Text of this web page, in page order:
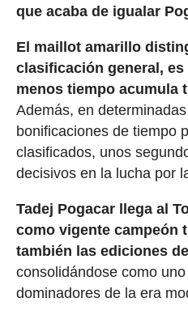
que acaba de igualar
El maillot amarillo
clasificación general,
menos tiempo acumula
Además, en
bonificaciones de tiempo
clasificados, unos
decisivos en la lucha por
Tadej Pogacar llega al
como vigente campeón
también las ediciones
consolidándose como
dominadores de la era